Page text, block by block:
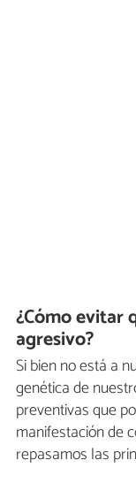
¿Cómo evitar
agresivo?
Si bien no está a
genética de
preventivas que
manifestación de
repasamos las